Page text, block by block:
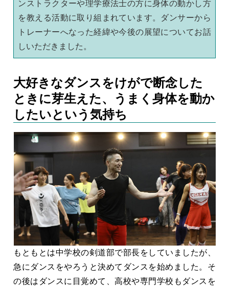
ンストラクターや理学療法士の方に身体の動かし方
を教える活動に取り組まれています。ダンサーから
トレーナーへなった経緯や今後の展望についてお話
しいただきました。
大好きなダンスをけがで断念した
ときに芽生えた、うまく身体を動か
したいという気持ち
もともとは中学校の剣道部で部長をしていましたが、
急にダンスをやろうと決めてダンスを始めました。そ
の後はダンスに目覚めて、高校や専門学校もダンスを